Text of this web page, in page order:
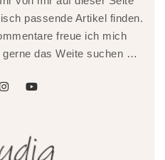
passende Artikel finden.
freue ich mich
das Weite suchen …